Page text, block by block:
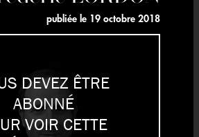
publiée le 19 octobre 2018
DEVEZ ÊTRE
ABONNÉ
VOIR CETTE